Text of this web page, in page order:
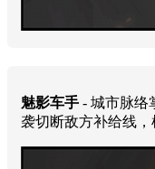
魅影车手 - 城市脉络
袭切断敌方补给线，